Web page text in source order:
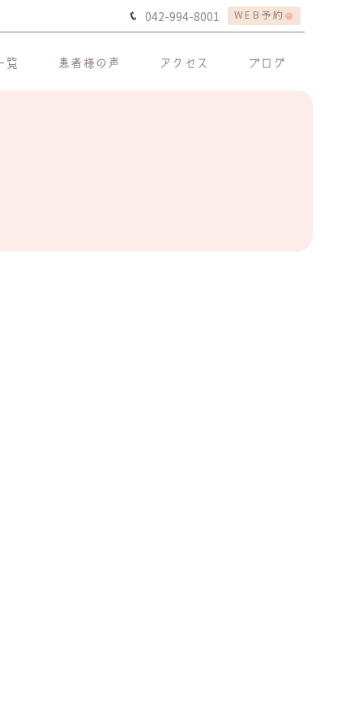
042-994-8001 WEB予約
覧 患者様の声 アクセス ブログ